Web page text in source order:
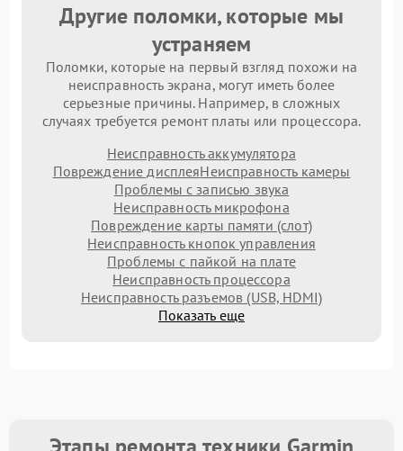
Другие поломки, которые мы
устраняем
Поломки, которые на первый взгляд похожи на
неисправность экрана, могут иметь более
серьезные причины. Например, в сложных
случаях требуется ремонт платы или процессора.
Неисправность аккумулятора
Повреждение дисплеяНеисправность камеры
Проблемы с записью звука
Неисправность микрофона
Повреждение карты памяти (слот)
Неисправность кнопок управления
Проблемы с пайкой на плате
Неисправность процессора
Неисправность разъемов (USB, HDMI)
Показать еще